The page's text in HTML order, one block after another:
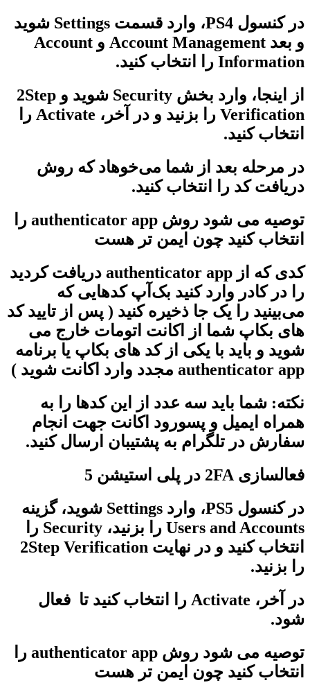
در کنسول PS4، وارد قسمت Settings شوید
و بعد Account Management و Account
Information را انتخاب کنید.
از اینجا، وارد بخش Security شوید و 2Step
Verification را بزنید و در آخر، Activate را
انتخاب کنید.
در مرحله بعد از شما می‌خوهاد که روش
دریافت کد را انتخاب کنید.
توصیه می شود روش authenticator app را
انتخاب کنید چون ایمن تر هست
کدی که از authenticator app دریافت کردید
را در کادر وارد کنید بک‌آپ کدهایی که
می‌بینید را یک جا ذخیره کنید ( پس از تایید کد
های بکاپ شما از اکانت اتومات خارج می
شوید و باید با یکی از کد های بکاپ یا برنامه
authenticator app مجدد وارد اکانت شوید )
نکته: شما باید سه عدد از این کدها را به
همراه ایمیل و پسورود اکانت جهت انجام
سفارش در تلگرام به پشتیبان ارسال کنید.
فعالسازی 2FA در پلی استیشن 5
در کنسول PS5، وارد Settings شوید، گزینه
Users and Accounts را بزنید، Security را
انتخاب کنید و در نهایت 2Step Verification
را بزنید.
در آخر، Activate را انتخاب کنید تا فعال
شود.
توصیه می شود روش authenticator app را
انتخاب کنید چون ایمن تر هست